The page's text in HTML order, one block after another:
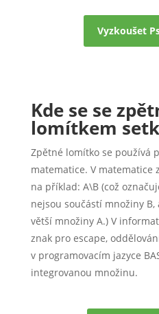
Vyzkoušet
Kde se se
lomítkem
Zpětné lomítko se používá
matematice. V matematice
na příklad: A\B (což
nejsou součástí množiny
větší množiny A.) V
znak pro escape,
v programovacím jazyce
integrovanou množinu.